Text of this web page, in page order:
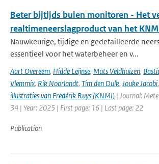
Beter bijtijds buien monitoren - Het
realtimeneerslagproduct van het
Nauwkeurige, tijdige en gedetailleerde
essentieel voor het waterbeheer en v...
Aart Overeem, Hidde Leijnse, Mats Veldhuizen,
Vlemmix, Rik Noorlandt, Tim den Dulk, Jouke Jacobi,
illustraties van Frédérik Ruys (KNMI) | Journal:
34 | Year: 2025 | First page: 16 | Last page: 22
Publication